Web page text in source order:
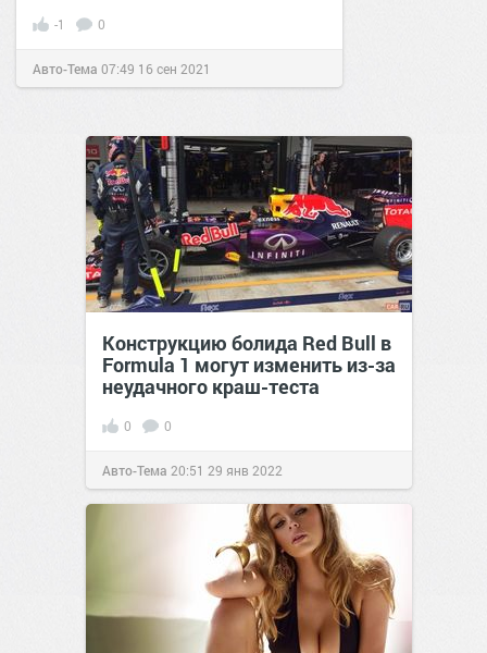
-1 0
Авто-Тема 07:49 16 сен 2021
Конструкцию болида Red Bull в
Formula 1 могут изменить из-за
неудачного краш-теста
0 0
Авто-Тема 20:51 29 янв 2022